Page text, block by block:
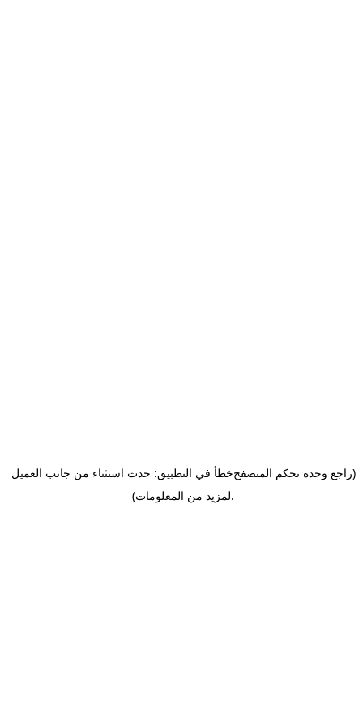
خطأ في التطبيق: حدث استثناء من جانب العميل(راجع وحدة تحكم المتصفح
لمزيد من المعلومات).